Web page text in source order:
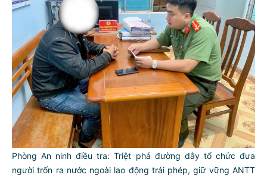
Phòng An ninh điều tra: Triệt phá đường dây tổ chức đưa
người trốn ra nước ngoài lao động trái phép, giữ vững ANTT